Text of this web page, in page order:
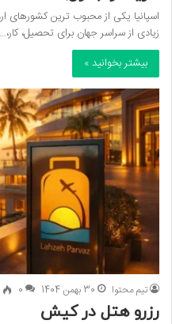
اسپانیا یکی از محبوب ترین کشورهای
زیادی از سراسر جهان برای تحصیل، کار،…
بیشتر بخوانید »
تیم محتوا 30 بهمن 1404 0
رزرو هتل در کیش